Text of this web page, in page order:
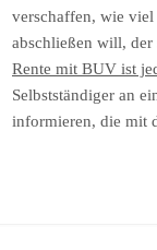
verschaffen, wie
abschließen will, der
Rente mit BUV ist
Selbstständiger an
informieren, die mit